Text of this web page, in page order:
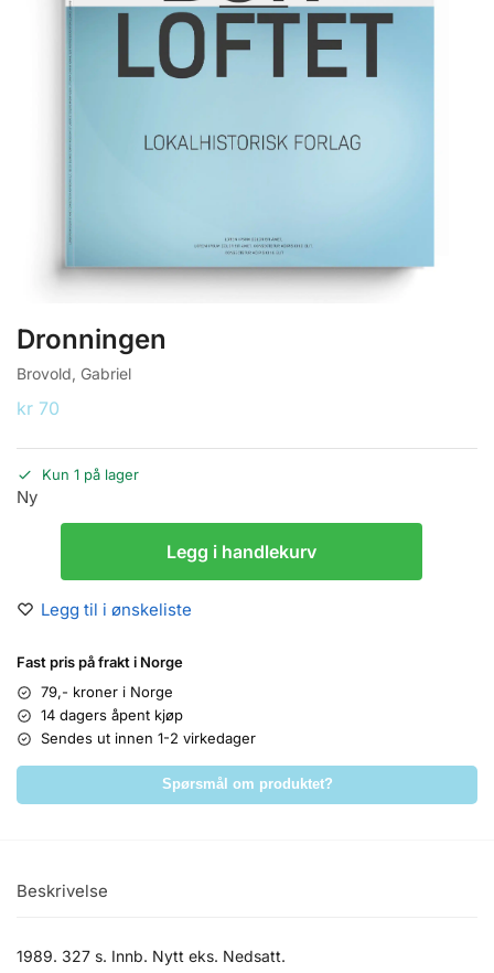
Dronningen
Brovold, Gabriel
kr 70
Kun 1 på lager
Ny
Legg i handlekurv
Legg til i ønskeliste
Fast pris på frakt i Norge
79,- kroner i Norge
14 dagers åpent kjøp
Sendes ut innen 1-2 virkedager
Spørsmål om produktet?
Beskrivelse
1989. 327 s. Innb. Nytt eks. Nedsatt.